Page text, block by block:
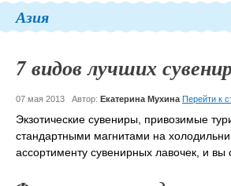
Азия
7 видов лучших
07 мая 2013 Автор: Екатерина Мухина Перейти к
Экзотические сувениры, привозимые
стандартными магнитами на
ассортименту сувенирных лавочек, и вы